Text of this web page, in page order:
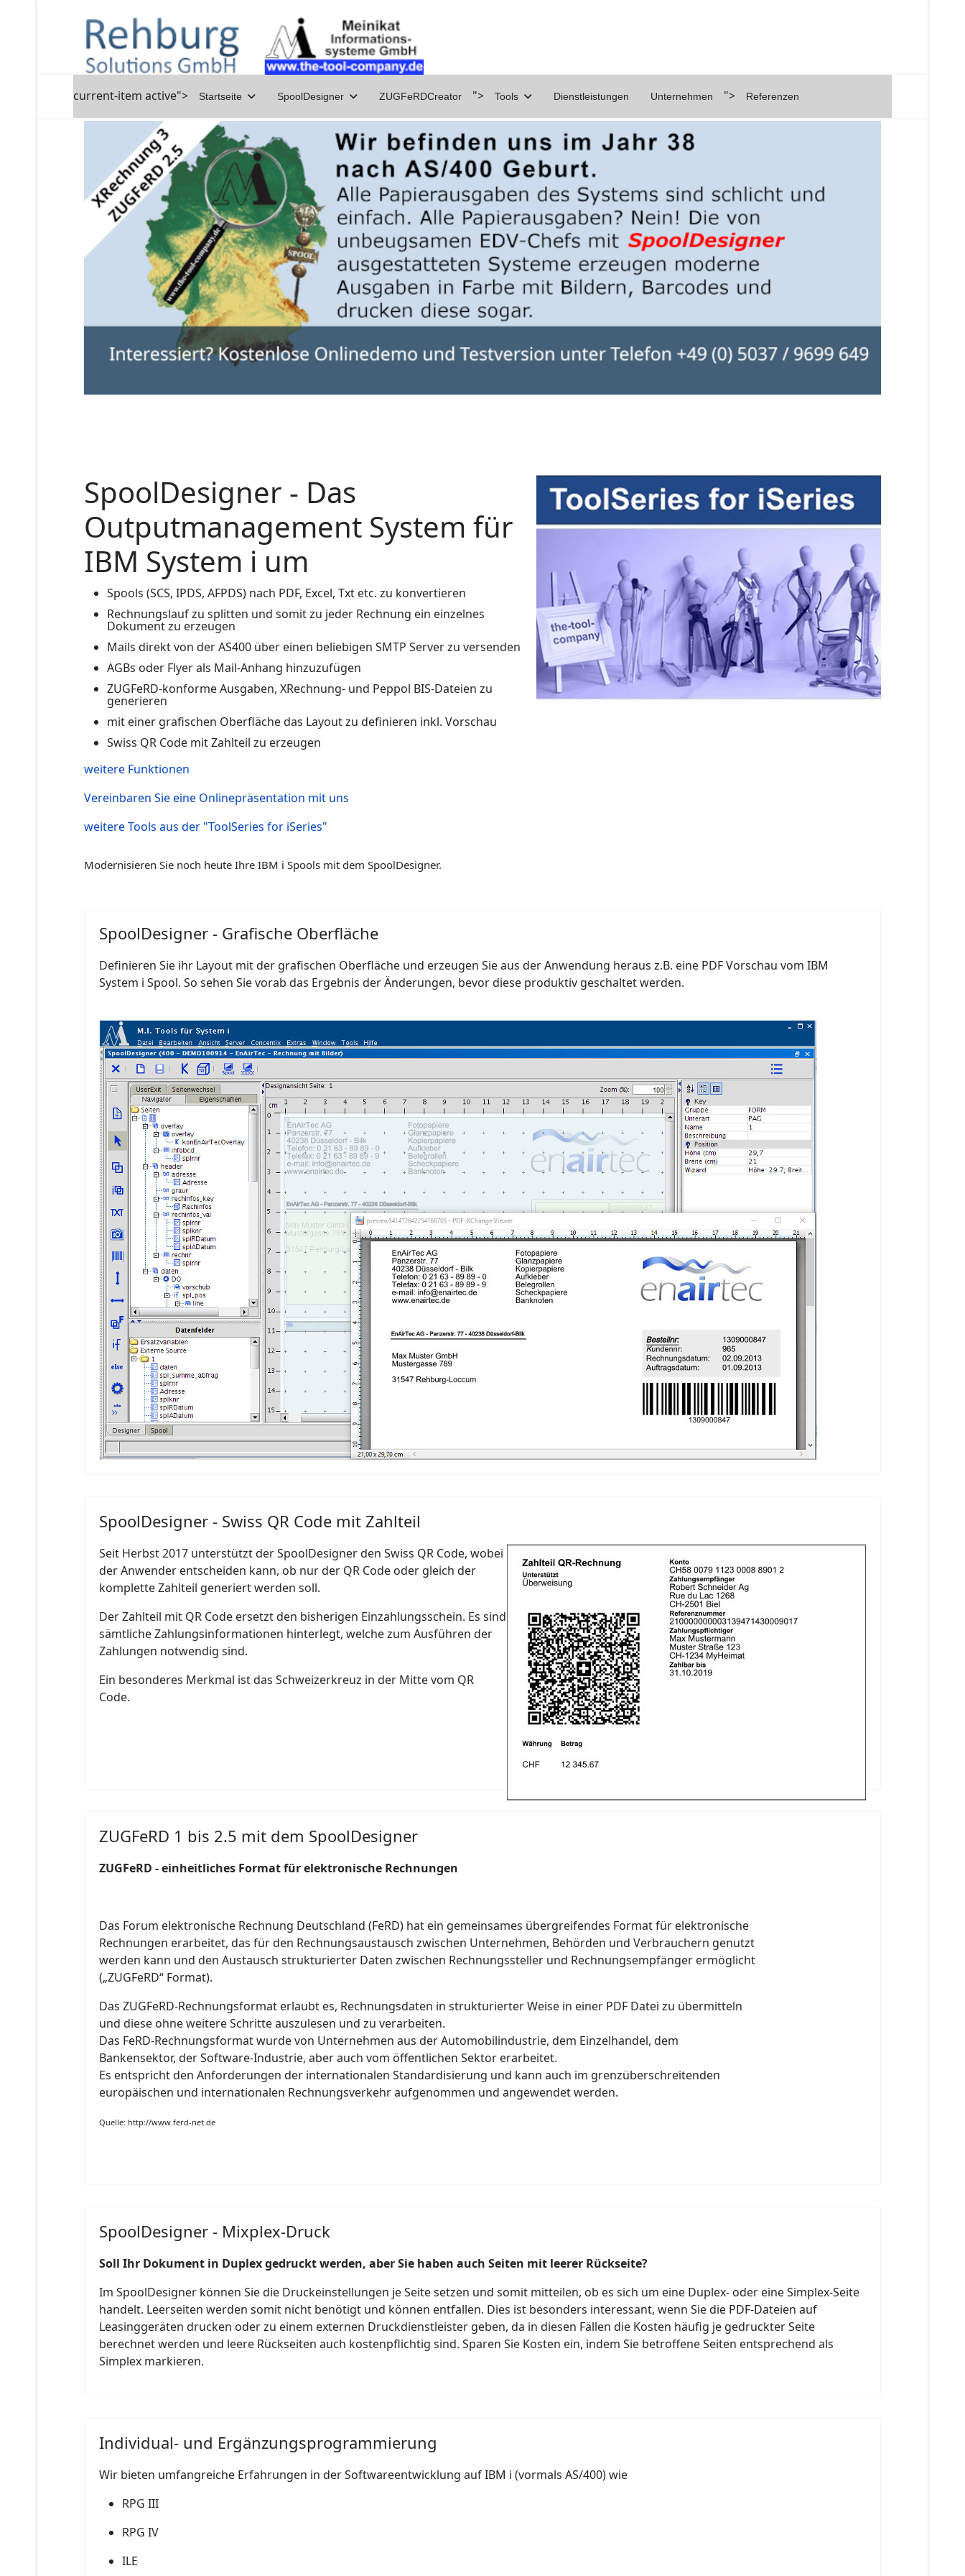
current-item active"> Startseite SpoolDesigner ZUGFeRDCreator "> Tools Dienstleistungen Unternehmen "> Referenzen
SpoolDesigner - Das
Outputmanagement System für
IBM System i um
Spools (SCS, IPDS, AFPDS) nach PDF, Excel, Txt etc. zu konvertieren
Rechnungslauf zu splitten und somit zu jeder Rechnung ein einzelnes
Dokument zu erzeugen
Mails direkt von der AS400 über einen beliebigen SMTP Server zu versenden
AGBs oder Flyer als Mail-Anhang hinzuzufügen
ZUGFeRD-konforme Ausgaben, XRechnung- und Peppol BIS-Dateien zu
generieren
mit einer grafischen Oberfläche das Layout zu definieren inkl. Vorschau
Swiss QR Code mit Zahlteil zu erzeugen
weitere Funktionen
Vereinbaren Sie eine Onlinepräsentation mit uns
weitere Tools aus der "ToolSeries for iSeries"
Modernisieren Sie noch heute Ihre IBM i Spools mit dem SpoolDesigner.
SpoolDesigner - Grafische Oberfläche
Definieren Sie ihr Layout mit der grafischen Oberfläche und erzeugen Sie aus der Anwendung heraus z.B. eine PDF Vorschau vom IBM
System i Spool. So sehen Sie vorab das Ergebnis der Änderungen, bevor diese produktiv geschaltet werden.
SpoolDesigner - Swiss QR Code mit Zahlteil
Seit Herbst 2017 unterstützt der SpoolDesigner den Swiss QR Code, wobei
der Anwender entscheiden kann, ob nur der QR Code oder gleich der
komplette Zahlteil generiert werden soll.
Der Zahlteil mit QR Code ersetzt den bisherigen Einzahlungsschein. Es sind
sämtliche Zahlungsinformationen hinterlegt, welche zum Ausführen der
Zahlungen notwendig sind.
Ein besonderes Merkmal ist das Schweizerkreuz in der Mitte vom QR
Code.
ZUGFeRD 1 bis 2.5 mit dem SpoolDesigner
ZUGFeRD - einheitliches Format für elektronische Rechnungen
Das Forum elektronische Rechnung Deutschland (FeRD) hat ein gemeinsames übergreifendes Format für elektronische
Rechnungen erarbeitet, das für den Rechnungsaustausch zwischen Unternehmen, Behörden und Verbrauchern genutzt
werden kann und den Austausch strukturierter Daten zwischen Rechnungssteller und Rechnungsempfänger ermöglicht
(„ZUGFeRD“ Format).
Das ZUGFeRD-Rechnungsformat erlaubt es, Rechnungsdaten in strukturierter Weise in einer PDF Datei zu übermitteln
und diese ohne weitere Schritte auszulesen und zu verarbeiten.
Das FeRD-Rechnungsformat wurde von Unternehmen aus der Automobilindustrie, dem Einzelhandel, dem
Bankensektor, der Software-Industrie, aber auch vom öffentlichen Sektor erarbeitet.
Es entspricht den Anforderungen der internationalen Standardisierung und kann auch im grenzüberschreitenden
europäischen und internationalen Rechnungsverkehr aufgenommen und angewendet werden.
Quelle: http://www.ferd-net.de
SpoolDesigner - Mixplex-Druck
Soll Ihr Dokument in Duplex gedruckt werden, aber Sie haben auch Seiten mit leerer Rückseite?
Im SpoolDesigner können Sie die Druckeinstellungen je Seite setzen und somit mitteilen, ob es sich um eine Duplex- oder eine Simplex-Seite
handelt. Leerseiten werden somit nicht benötigt und können entfallen. Dies ist besonders interessant, wenn Sie die PDF-Dateien auf
Leasinggeräten drucken oder zu einem externen Druckdienstleister geben, da in diesen Fällen die Kosten häufig je gedruckter Seite
berechnet werden und leere Rückseiten auch kostenpflichtig sind. Sparen Sie Kosten ein, indem Sie betroffene Seiten entsprechend als
Simplex markieren.
Individual- und Ergänzungsprogrammierung
Wir bieten umfangreiche Erfahrungen in der Softwareentwicklung auf IBM i (vormals AS/400) wie
RPG III
RPG IV
ILE